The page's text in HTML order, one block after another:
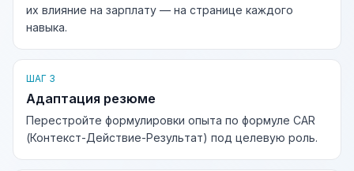
их влияние на зарплату — на странице каждого
навыка.
ШАГ 3
Адаптация резюме
Перестройте формулировки опыта по формуле CAR
(Контекст-Действие-Результат) под целевую роль.